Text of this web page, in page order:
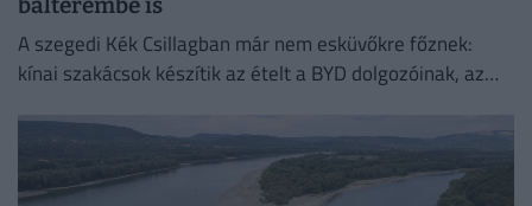
A szegedi Kék Csillagban már nem esküvőkre főznek:
kínai szakácsok készítik az ételt a BYD dolgozóinak, az
munkásszállás lehet.